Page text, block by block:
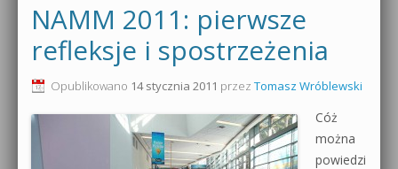
NAMM 2011: pierwsze
refleksje i spostrzeżenia
Opublikowano 14 stycznia 2011 przez Tomasz Wróblewski
Cóż
można
powiedzi